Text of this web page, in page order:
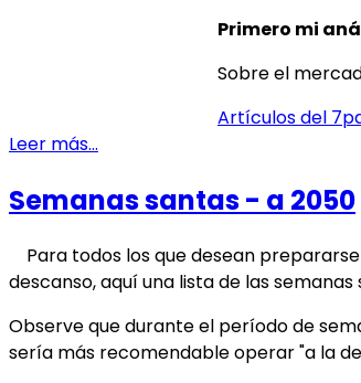
Primero mi
Sobre el
Artículos del
Leer más…
Semanas santas - a 2050
Para todos los que desean
descanso, aquí una lista de las
Observe que durante el período de
sería más recomendable operar "a la